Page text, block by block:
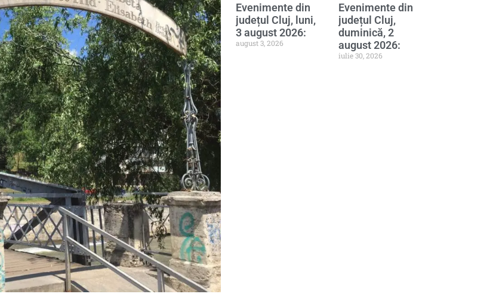
Evenimente din
județul Cluj, luni,
3 august 2026:
august 3, 2026
Evenimente din
județul Cluj,
duminică, 2
august 2026:
iulie 30, 2026